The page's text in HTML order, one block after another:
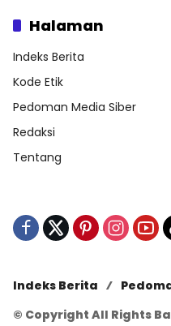
Halaman
Indeks Berita
Kode Etik
Pedoman Media Siber
Redaksi
Tentang
Indeks Berita
© Copyright All Rights